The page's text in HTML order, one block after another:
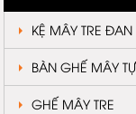
KỆ MÂY TRE ĐAN
BÀN GHẾ MÂY
GHẾ MÂY TRE